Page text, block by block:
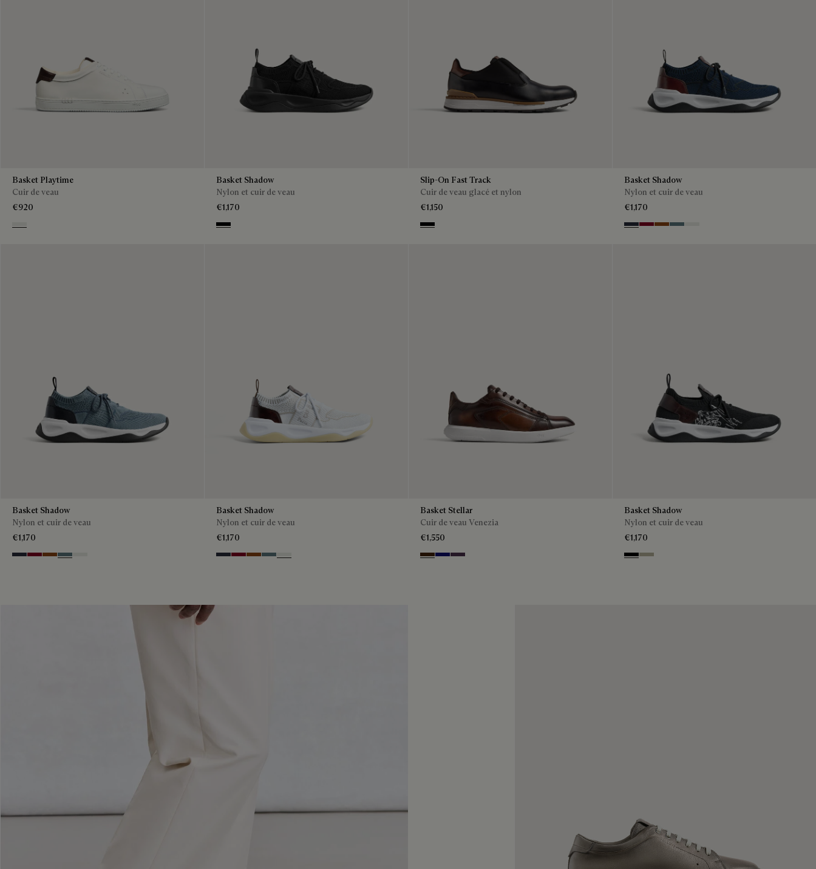
Basket Playtime
Cuir de veau
€920
White
Basket Shadow
Nylon et cuir de veau
€1,170
Jet Black
Slip-On Fast Track
Cuir de veau glacé et nylon
€1,150
NERO
Basket Shadow
Nylon et cuir de veau
€1,170
NavySaint Emilion Tri
ToffeeStone Denim
Basket Shadow
Nylon et cuir de veau
€1,170
NavySaint Emilion Tri
ToffeeStone Denim
Basket Shadow
Nylon et cuir de veau
€1,170
NavySaint Emilion Tri
ToffeeStone Denim
White
Basket Stellar
Cuir de veau Venezia
€1,550
Marrone Intenso
Abisso
Plum
Basket Shadow
Nylon et cuir de veau
€1,170
BlackLight Kaki